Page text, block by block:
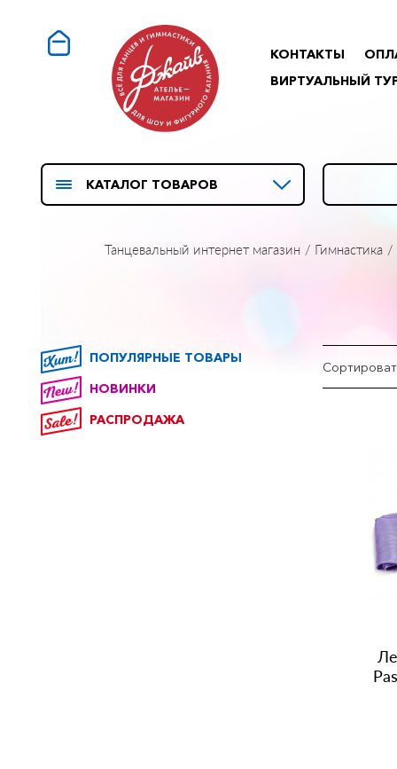
КОНТАКТЫ
ВИРТУАЛЬНЫЙ
КАТАЛОГ ТОВАРОВ
Танцевальный интернет магазин Гимнастика
ПОПУЛЯРНЫЕ ТОВАРЫ
НОВИНКИ
РАСПРОДАЖА